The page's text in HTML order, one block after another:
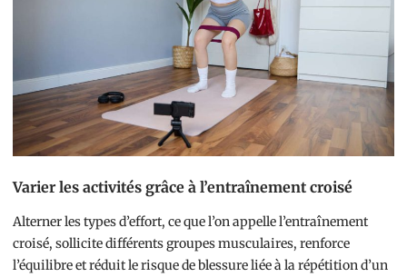
Varier les activités grâce à l’entraînement croisé
Alterner les types d’effort, ce que l’on appelle l’entraînement
croisé, sollicite différents groupes musculaires, renforce
l’équilibre et réduit le risque de blessure liée à la répétition d’un